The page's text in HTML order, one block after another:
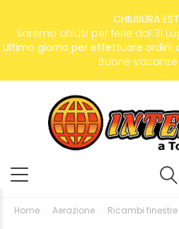
CHIUSURA
Saremo chiusi per ferie dal 31
Ultimo giorno per effettuare ordini
Buone
Home Aerazione Ricambi